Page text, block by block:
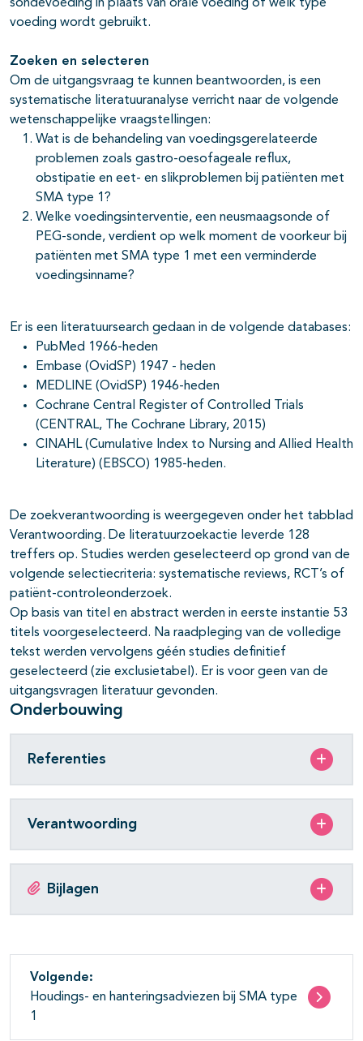
sondevoeding in plaats van orale voeding of welk type
voeding wordt gebruikt.
Zoeken en selecteren
Om de uitgangsvraag te kunnen beantwoorden, is een
systematische literatuuranalyse verricht naar de volgende
wetenschappelijke vraagstellingen:
Wat is de behandeling van voedingsgerelateerde
problemen zoals gastro-oesofageale reflux,
obstipatie en eet- en slikproblemen bij patiënten met
SMA type 1?
Welke voedingsinterventie, een neusmaagsonde of
PEG-sonde, verdient op welk moment de voorkeur bij
patiënten met SMA type 1 met een verminderde
voedingsinname?
Er is een literatuursearch gedaan in de volgende databases:
PubMed 1966-heden
Embase (OvidSP) 1947 - heden
MEDLINE (OvidSP) 1946-heden
Cochrane Central Register of Controlled Trials
(CENTRAL, The Cochrane Library, 2015)
CINAHL (Cumulative Index to Nursing and Allied Health
Literature) (EBSCO) 1985-heden.
De zoekverantwoording is weergegeven onder het tabblad
Verantwoording. De literatuurzoekactie leverde 128
treffers op. Studies werden geselecteerd op grond van de
volgende selectiecriteria: systematische reviews, RCT’s of
patiënt-controleonderzoek.
Op basis van titel en abstract werden in eerste instantie 53
titels voorgeselecteerd. Na raadpleging van de volledige
tekst werden vervolgens géén studies definitief
geselecteerd (zie exclusietabel). Er is voor geen van de
uitgangsvragen literatuur gevonden.
Onderbouwing
Referenties
Verantwoording
Bijlagen
Volgende:
Houdings- en hanteringsadviezen bij SMA type
1